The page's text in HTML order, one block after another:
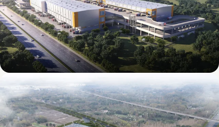
Mapletree (East New District) Tianfu Airport
International Intelligent Logistics Park